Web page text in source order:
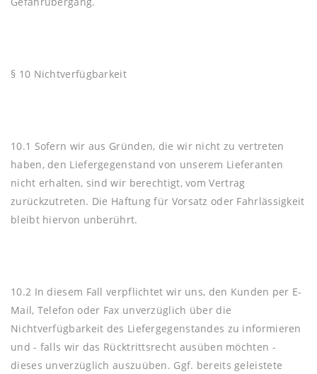
§ 10 Nichtverfügbarkeit
10.1 Sofern wir aus Gründen, die wir nicht zu vertreten
haben, den Liefergegenstand von unserem Lieferanten
nicht erhalten, sind wir berechtigt, vom Vertrag
zurückzutreten. Die Haftung für Vorsatz oder Fahrlässigkeit
bleibt hiervon unberührt.
10.2 In diesem Fall verpflichtet wir uns, den Kunden per E-
Mail, Telefon oder Fax unverzüglich über die
Nichtverfügbarkeit des Liefergegenstandes zu informieren
und - falls wir das Rücktrittsrecht ausüben möchten -
dieses unverzüglich auszuüben. Ggf. bereits geleistete